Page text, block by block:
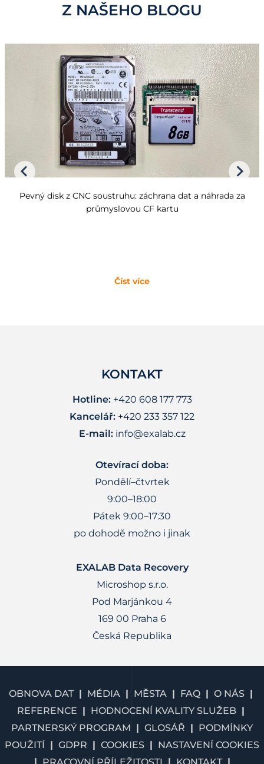
Z NAŠEHO BLOGU
Pevný disk z CNC soustruhu: záchrana dat a náhrada za
průmyslovou CF kartu
Číst více
KONTAKT
Hotline:+420 608 177 773
Kancelář: +420 233 357 122
E-mail: info@exalab.cz
Otevírací doba:
Pondělí–čtvrtek
9:00–18:00
Pátek 9:00–17:30
po dohodě možno i jinak
EXALAB Data Recovery
Microshop s.r.o.
Pod Marjánkou 4
169 00 Praha 6
Česká Republika
OBNOVA DAT MÉDIA MĚSTA FAQ
O NÁS
REFERENCE
HODNOCENÍ KVALITY SLUŽEB
PARTNERSKÝ PROGRAM
GLOSÁŘ
PODMÍNKY
POUŽITÍ
GDPR COOKIES
NASTAVENÍ COOKIES
PRACOVNÍ PŘÍLEŽITOSTI
KONTAKT